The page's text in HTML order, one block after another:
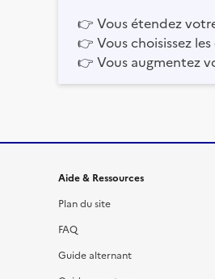
👉 Vous étendez
👉 Vous choisissez
👉 Vous augmentez
Informations et
Aide & Ressources
Plan du site
FAQ
Guide alternant